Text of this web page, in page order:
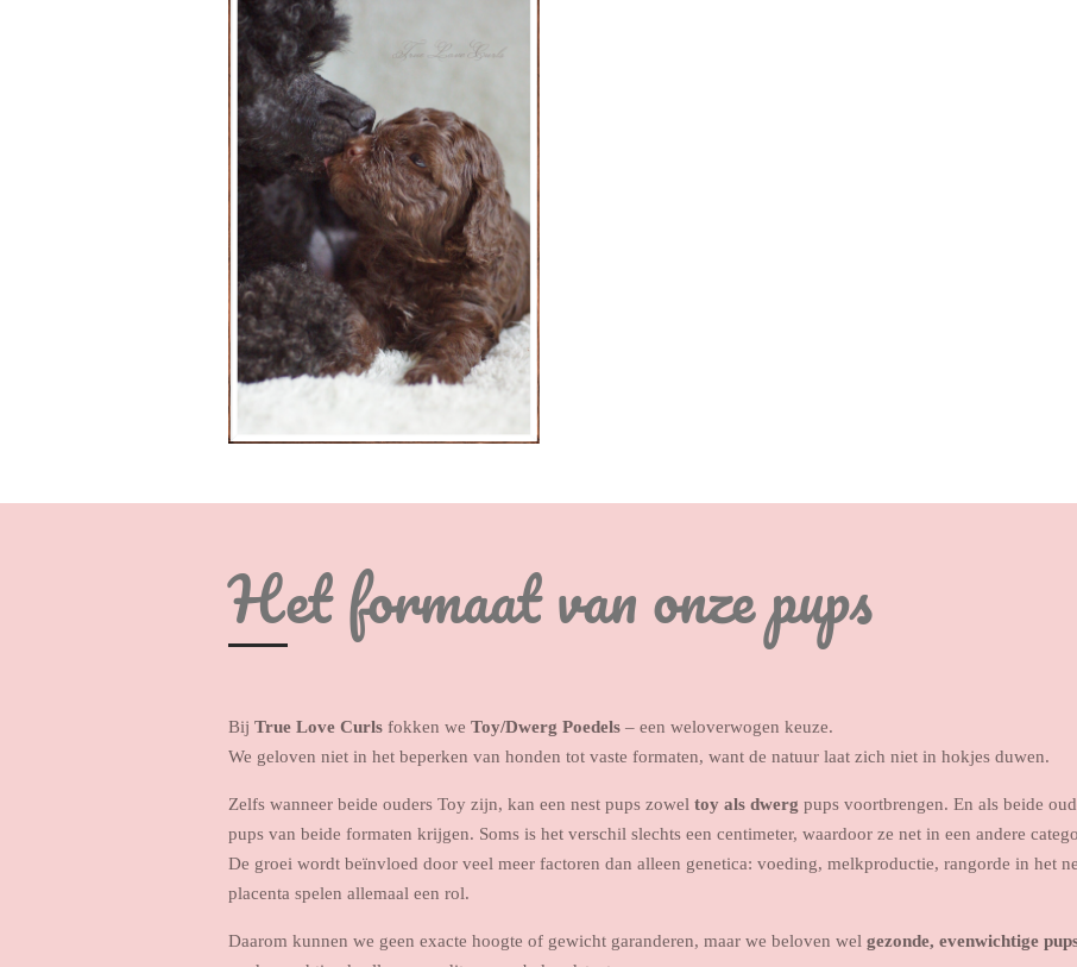
Het formaat van onze pups
Bij True Love Curls fokken we Toy/Dwerg Poedels – een weloverwogen keuze.
We geloven niet in het beperken van honden tot vaste formaten, want de natuur laat zich niet in hokjes duwen.
Zelfs wanneer beide ouders Toy zijn, kan een nest pups zowel toy als dwerg pups voortbrengen. En als beide
pups van beide formaten krijgen. Soms is het verschil slechts een centimeter, waardoor ze net in een andere
De groei wordt beïnvloed door veel meer factoren dan alleen genetica: voeding, melkproductie, rangorde in het
placenta spelen allemaal een rol.
Daarom kunnen we geen exacte hoogte of gewicht garanderen, maar we beloven wel gezonde, evenwichtige